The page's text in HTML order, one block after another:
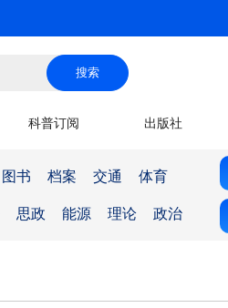
科普订阅 出版社
图书 档案 交通 体育
思政 能源 理论 政治